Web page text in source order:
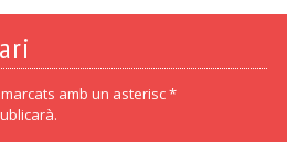
amb un asterisc *